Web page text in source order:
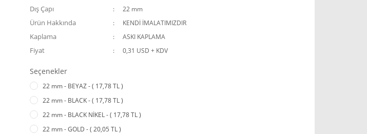
Dış Çapı 22 mm
Ürün Hakkında KENDİ İMALATIMIZDIR
Kaplama ASKI KAPLAMA
Fiyat 0,31 USD + KDV
Seçenekler
22 mm - BEYAZ - ( 17,78 TL )
22 mm - BLACK - ( 17,78 TL )
22 mm - BLACK NİKEL - ( 17,78 TL )
22 mm - GOLD - ( 20,05 TL )